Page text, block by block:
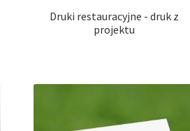
Druki restauracyjne - druk z
projektu